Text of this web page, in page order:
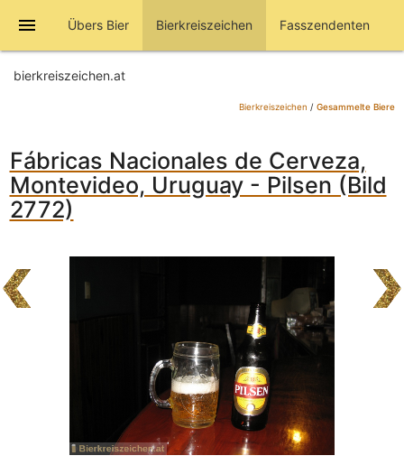
menu Übers Bier Bierkreiszeichen Fasszendenten
bierkreiszeichen.at
Bierkreiszeichen / Gesammelte Biere
Fábricas Nacionales de Cerveza,
Montevideo, Uruguay - Pilsen (Bild
2772)